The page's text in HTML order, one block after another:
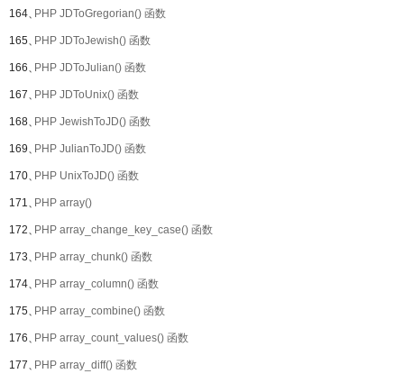
164、PHP JDToGregorian() 函数
165、PHP JDToJewish() 函数
166、PHP JDToJulian() 函数
167、PHP JDToUnix() 函数
168、PHP JewishToJD() 函数
169、PHP JulianToJD() 函数
170、PHP UnixToJD() 函数
171、PHP array()
172、PHP array_change_key_case() 函数
173、PHP array_chunk() 函数
174、PHP array_column() 函数
175、PHP array_combine() 函数
176、PHP array_count_values() 函数
177、PHP array_diff() 函数